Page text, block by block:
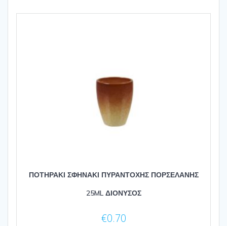
ΠΟΤΗΡΑΚΙ ΣΦΗΝΑΚΙ ΠΥΡΑΝΤΟΧΗΣ ΠΟΡΣΕΛΑΝΗΣ
25ML ΔΙΟΝΥΣΟΣ
€0.70